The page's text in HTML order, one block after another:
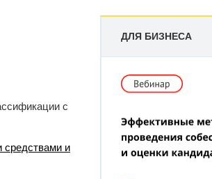
с
средствами и
ДЛЯ БИЗНЕСА